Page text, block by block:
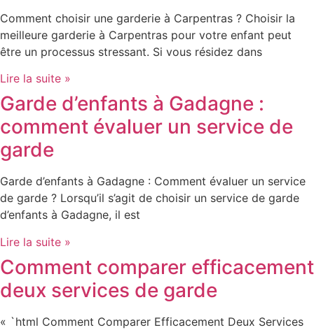
Comment choisir une garderie à Carpentras ? Choisir la
meilleure garderie à Carpentras pour votre enfant peut
être un processus stressant. Si vous résidez dans
Lire la suite »
Garde d’enfants à Gadagne :
comment évaluer un service de
garde
Garde d’enfants à Gadagne : Comment évaluer un service
de garde ? Lorsqu’il s’agit de choisir un service de garde
d’enfants à Gadagne, il est
Lire la suite »
Comment comparer efficacement
deux services de garde
« `html Comment Comparer Efficacement Deux Services